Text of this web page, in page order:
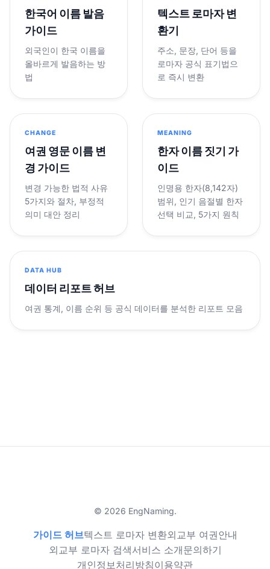
한국어 이름 발음
가이드
외국인이 한국 이름을
올바르게 발음하는 방
법
텍스트 로마자 변
환기
주소, 문장, 단어 등을
로마자 공식 표기법으
로 즉시 변환
CHANGE
여권 영문 이름 변
경 가이드
변경 가능한 법적 사유
5가지와 절차, 부정적
의미 대안 정리
MEANING
한자 이름 짓기 가
이드
인명용 한자(8,142자)
범위, 인기 음절별 한자
선택 비교, 5가지 원칙
DATA HUB
데이터 리포트 허브
여권 통계, 이름 순위 등 공식 데이터를 분석한 리포트 모음
© 2026 EngNaming.
가이드 허브텍스트 로마자 변환외교부 여권안내
외교부 로마자 검색서비스 소개문의하기
개인정보처리방침이용약관